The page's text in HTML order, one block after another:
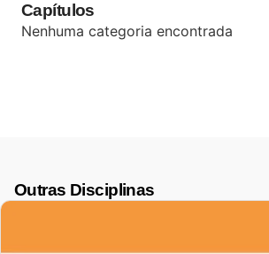
Capítulos
Nenhuma categoria encontrada
Outras Disciplinas